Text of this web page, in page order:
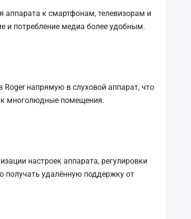
к смартфонам, телевизорам и
и потребление медиа более удобным.
Roger напрямую в слуховой аппарат, что
многолюдные помещения.
настроек аппарата, регулировки
удалённую поддержку от